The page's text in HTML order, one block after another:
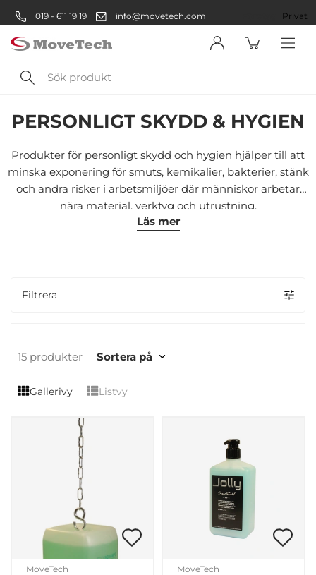
019 - 611 19 19 info@movetech.com Privat
Sök
produktSäkerhetsprodukter
PERSONLIGT SKYDD & HYGIEN
Produkter för personligt skydd och hygien hjälper till att
minska exponering för smuts, kemikalier, bakterier, stänk
och andra risker i arbetsmiljöer där människor arbetar
nära material, verktyg och utrustning.
Läs mer
Filtrera
15 produkter Sortera på
Gallerivy Listvy
MoveTech MoveTech
Välkommen! Välj hur du vill
handla:
Företag